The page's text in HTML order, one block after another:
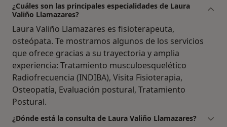
¿Cuáles son las principales especialidades de Laura
Valiño Llamazares?
Laura Valiño Llamazares es fisioterapeuta,
osteópata. Te mostramos algunos de los servicios
que ofrece gracias a su trayectoria y amplia
experiencia: Tratamiento musculoesquelético
Radiofrecuencia (INDIBA), Visita Fisioterapia,
Osteopatía, Evaluación postural, Tratamiento
Postural.
¿Dónde está la consulta de Laura Valiño Llamazares?